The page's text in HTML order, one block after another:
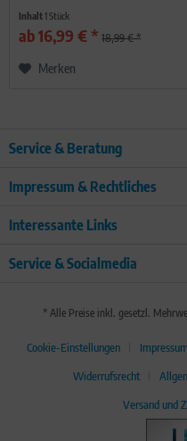
Inhalt1 Stück
ab 16,99 € * 18,99 € *
Merken
Service & Beratung
Impressum & Rechtliches
Interessante Links
Service & Socialmedia
* Alle Preise inkl. gesetzl.
Cookie-Einstellungen Impressum
Widerrufsrecht
Versand und